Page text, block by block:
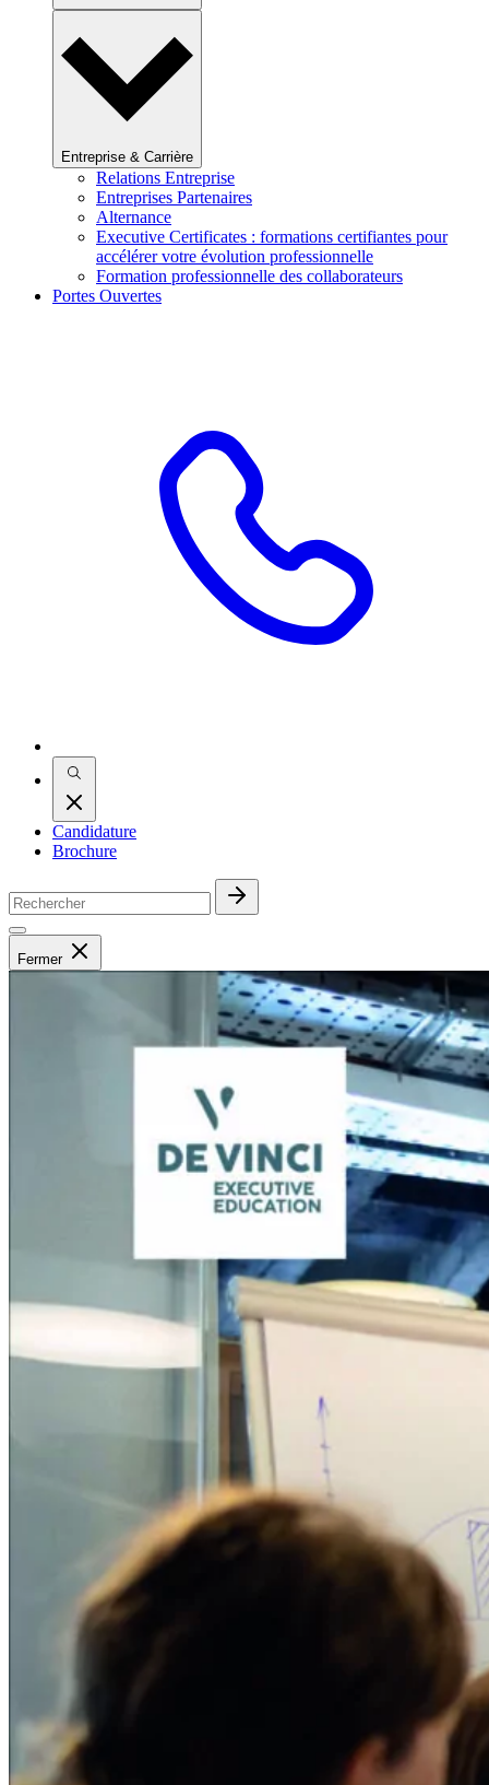
Entreprise & Carrière
Relations Entreprise
Entreprises Partenaires
Alternance
Executive Certificates : formations certifiantes pour
accélérer votre évolution professionnelle
Formation professionnelle des collaborateurs
Portes Ouvertes
Candidature
Brochure
Fermer